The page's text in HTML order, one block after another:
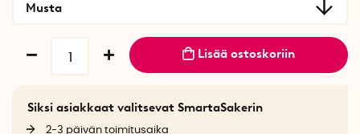
Musta
Lisää ostoskoriin
Siksi asiakkaat valitsevat SmartaSakerin
2-3 päivän toimitusaika